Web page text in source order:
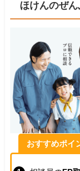
ほけんのぜん
おすすめポイ